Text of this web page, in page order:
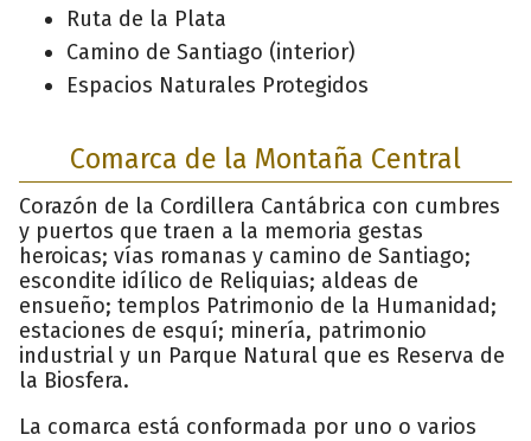
Ruta de la Plata
Camino de Santiago (interior)
Espacios Naturales Protegidos
Comarca de la Montaña Central
Corazón de la Cordillera Cantábrica con cumbres
y puertos que traen a la memoria gestas
heroicas; vías romanas y camino de Santiago;
escondite idílico de Reliquias; aldeas de
ensueño; templos Patrimonio de la Humanidad;
estaciones de esquí; minería, patrimonio
industrial y un Parque Natural que es Reserva de
la Biosfera.
La comarca está conformada por uno o varios